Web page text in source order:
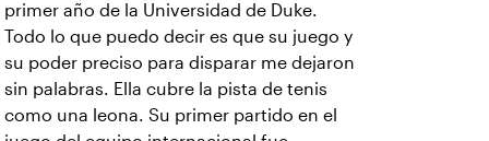
primer año de la Universidad de Duke.
Todo lo que puedo decir es que su juego y
su poder preciso para disparar me dejaron
sin palabras. Ella cubre la pista de tenis
como una leona. Su primer partido en el